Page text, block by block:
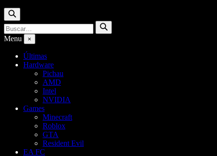
Buscar
Buscar
por:
Buscar
Menu ×
Últimas
Hardware
Pichau
AMD
Intel
NVIDIA
Games
Minecraft
Roblox
GTA
Resident Evil
EA FC